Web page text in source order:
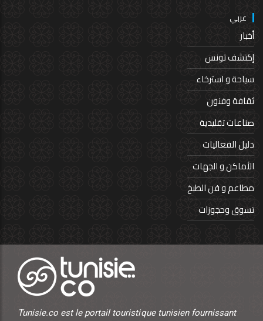
عربي
أخبار
إكتشف تونس
سياحة و استرخاء
ثقافة وفنون
صناعات تقليدية
دليل الفعاليات
الأماكن و الجهات
مطاعم و فن الطبخ
تسوق وحجوزات
Tunisie.co est le portail touristique tunisien fournissant